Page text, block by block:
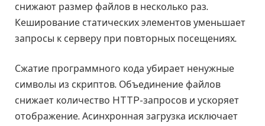
снижают размер файлов в несколько раз.
Кеширование статических элементов уменьшает
запросы к серверу при повторных посещениях.
Сжатие программного кода убирает ненужные
символы из скриптов. Объединение файлов
снижает количество HTTP-запросов и ускоряет
отображение. Асинхронная загрузка исключает